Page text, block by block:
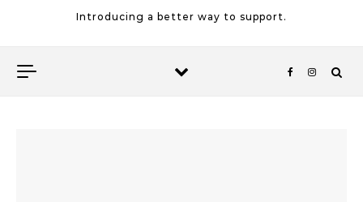
Introducing a better way to support.